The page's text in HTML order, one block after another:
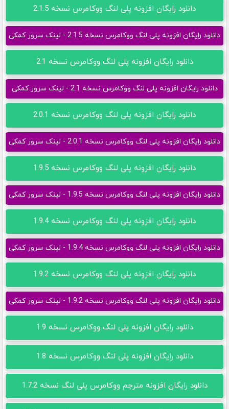
دانلود رایگان افزونه پلی لنگ ووکامرس نسخه 2.1.5
دانلود رایگان افزونه پلی لنگ ووکامرس نسخه 2.1.5 - لینک سرور کمکی
دانلود رایگان افزونه پلی لنگ ووکامرس نسخه 2.1
دانلود رایگان افزونه پلی لنگ ووکامرس نسخه 2.1 - لینک سرور کمکی
دانلود رایگان افزونه پلی لنگ ووکامرس نسخه 2.0.1
دانلود رایگان افزونه پلی لنگ ووکامرس نسخه 2.0.1 - لینک سرور کمکی
دانلود رایگان افزونه پلی لنگ ووکامرس نسخه 1.9.5
دانلود رایگان افزونه پلی لنگ ووکامرس نسخه 1.9.5 - لینک سرور کمکی
دانلود رایگان افزونه پلی لنگ ووکامرس نسخه 1.9.4
دانلود رایگان افزونه پلی لنگ ووکامرس نسخه 1.9.4 - لینک سرور کمکی
دانلود رایگان افزونه پلی لنگ ووکامرس نسخه 1.9.2
دانلود رایگان افزونه پلی لنگ ووکامرس نسخه 1.9.2 - لینک سرور کمکی
دانلود رایگان افزونه پلی لنگ ووکامرس نسخه 1.9
دانلود رایگان افزونه پلی لنگ ووکامرس نسخه 1.8
دانلود رایگان افزونه مترجم ووکامرس پلی لنگ نسخه 1.7.2